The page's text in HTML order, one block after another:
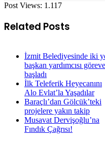
Post Views: 1.117
Related Posts
İzmit Belediyesinde iki
başkan yardımcısı göreve
başladı
İlk Teleferik Heyecanını
Alo Evlat’la Yaşadılar
Baraçlı’dan Gölcük’teki
projelere yakın takip
Musavat Dervişoğlu’na
Fındık Çağrısı!